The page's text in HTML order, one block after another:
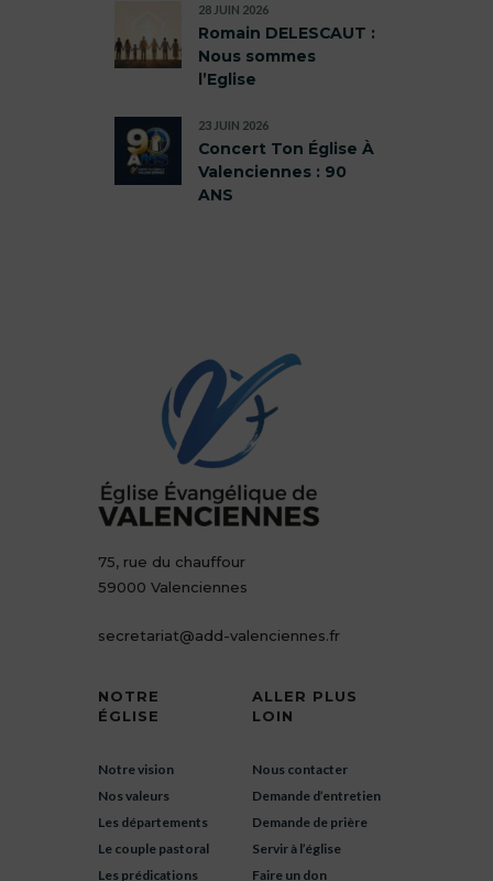
Romain DELESCAUT :
Nous sommes
l’Eglise
28 JUIN 2026
Concert Ton Église À
Valenciennes : 90
ANS
23 JUIN 2026
75, rue du chauffour
59000 Valenciennes
secretariat@add-valenciennes.fr
NOTRE
ÉGLISE
Notre vision
Nos valeurs
Les départements
Le couple pastoral
Les prédications
ALLER PLUS
LOIN
Nous contacter
Demande d’entretien
Demande de prière
Servir à l’église
Faire un don